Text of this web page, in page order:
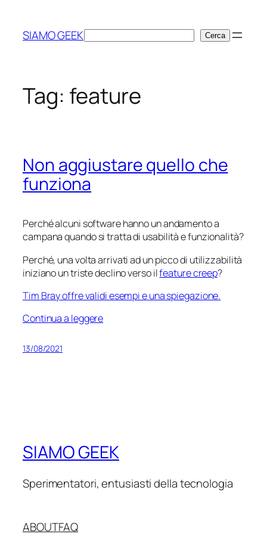
contenuto
SIAMO GEEKCerca Cerca
Tag: feature
Non aggiustare quello che
funziona
Perché alcuni software hanno un andamento a
campana quando si tratta di usabilità e funzionalità?
Perché, una volta arrivati ad un picco di utilizzabilità
iniziano un triste declino verso ilfeature creep?
Tim Bray offre validi esempi e una spiegazione.
Continua a leggere
13/08/2021
SIAMO GEEK
Sperimentatori, entusiasti della tecnologia
ABOUTFAQ